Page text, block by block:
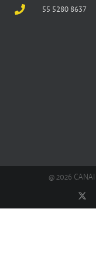
55 5280 8637
@ 2026